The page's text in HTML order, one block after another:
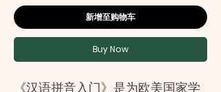
新增至购物车
Buy Now
《汉语拼音入门》是为欧美国家学